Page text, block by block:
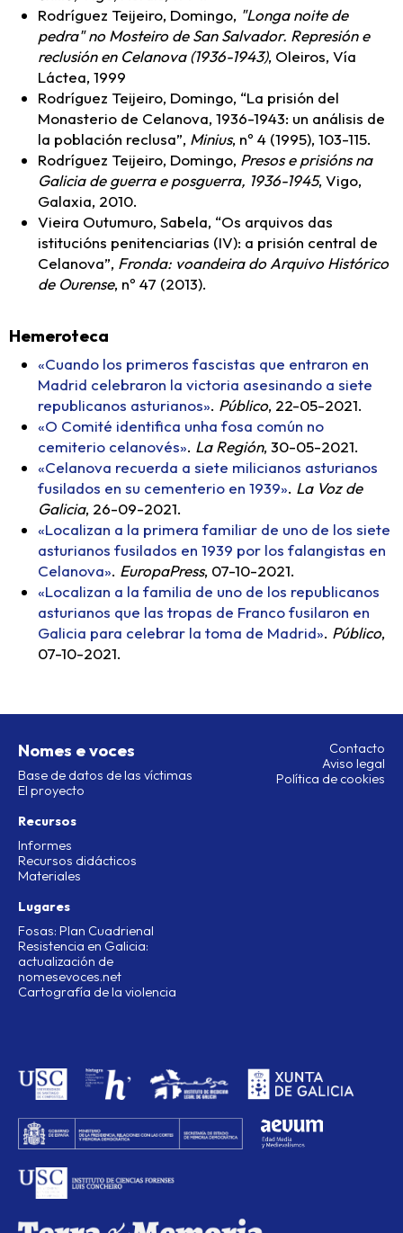
Rodríguez Teijeiro, Domingo, "Longa noite de
pedra" no Mosteiro de San Salvador. Represión e
reclusión en Celanova (1936-1943), Oleiros, Vía
Láctea, 1999
Rodríguez Teijeiro, Domingo, “La prisión del
Monasterio de Celanova, 1936-1943: un análisis de
la población reclusa”, Minius, nº 4 (1995), 103-115.
Rodríguez Teijeiro, Domingo, Presos e prisións na
Galicia de guerra e posguerra, 1936-1945, Vigo,
Galaxia, 2010.
Vieira Outumuro, Sabela, “Os arquivos das
istitucións penitenciarias (IV): a prisión central de
Celanova”, Fronda: voandeira do Arquivo Histórico
de Ourense, nº 47 (2013).
Hemeroteca
«Cuando los primeros fascistas que entraron en
Madrid celebraron la victoria asesinando a siete
republicanos asturianos». Público, 22-05-2021.
«O Comité identifica unha fosa común no
cemiterio celanovés». La Región, 30-05-2021.
«Celanova recuerda a siete milicianos asturianos
fusilados en su cementerio en 1939». La Voz de
Galicia, 26-09-2021.
«Localizan a la primera familiar de uno de los siete
asturianos fusilados en 1939 por los falangistas en
Celanova». EuropaPress, 07-10-2021.
«Localizan a la familia de uno de los republicanos
asturianos que las tropas de Franco fusilaron en
Galicia para celebrar la toma de Madrid». Público,
07-10-2021.
Nomes e voces
Base de datos de las víctimas
El proyecto
Recursos
Informes
Recursos didácticos
Materiales
Lugares
Fosas: Plan Cuadrienal
Resistencia en Galicia:
actualización de
nomesevoces.net
Cartografía de la violencia
Contacto
Aviso legal
Política de cookies